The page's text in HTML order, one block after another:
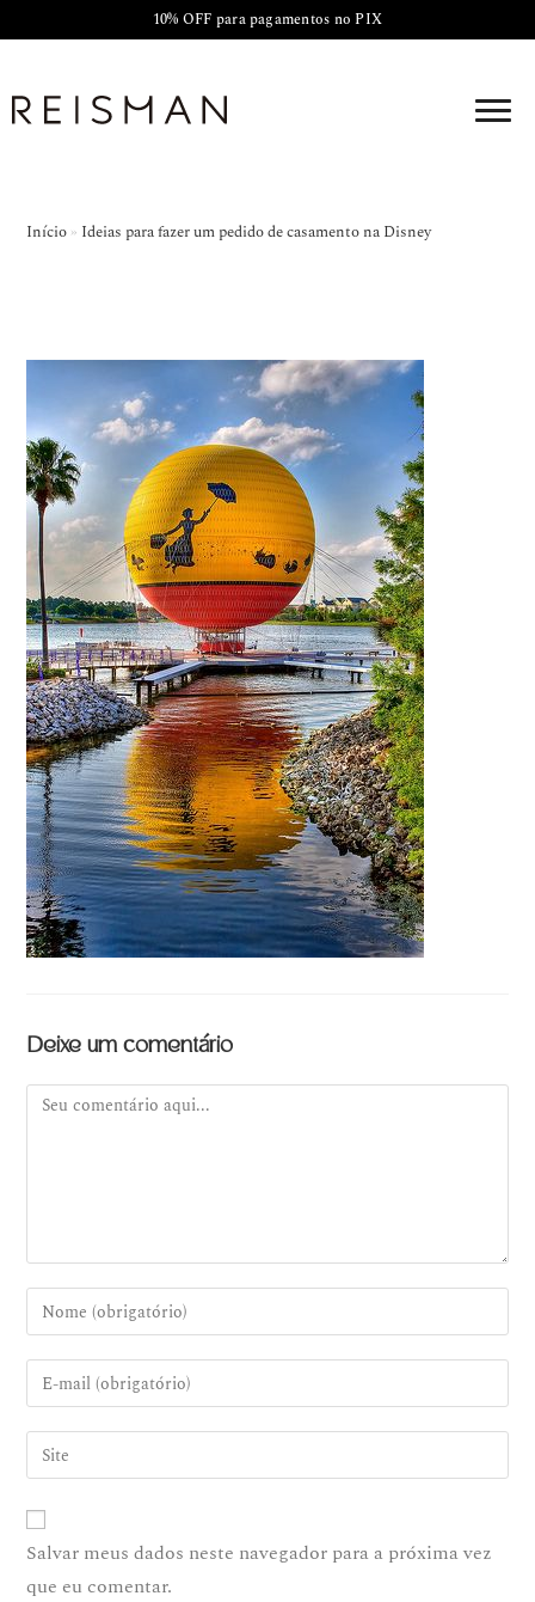
10% OFF para pagamentos no PIX
Início » Ideias para fazer um pedido de casamento na Disney
Deixe um comentário
Salvar meus dados neste navegador para a próxima vez
que eu comentar.